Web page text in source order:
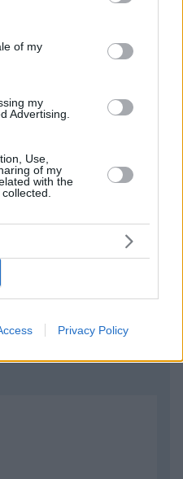
and its third-party tags to
purposes in below Google
of my
my
Advertising.
Use,
of my
with the
Privacy Policy
Το Mοντέλο που